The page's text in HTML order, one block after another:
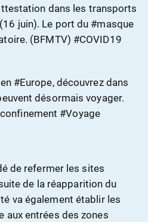
dans les transports
juin). Le port du #masque
(BFMTV) #COVID19
#Europe, découvrez dans
désormais voyager.
#Voyage
de refermer les sites
de la réapparition du
va également établir les
aux entrées des zones